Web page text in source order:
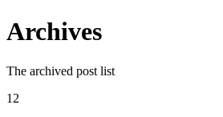
Archives
The archived post list
12